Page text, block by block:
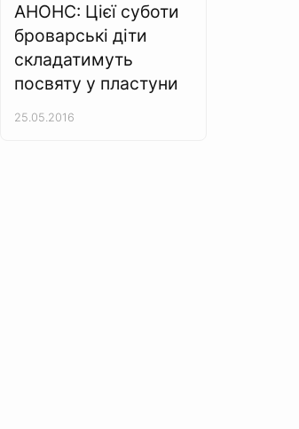
АНОНС: Цієї суботи
броварські діти
складатимуть
посвяту у пластуни
25.05.2016